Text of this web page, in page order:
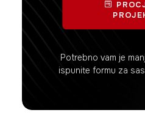
Potrebno vam je
ispunite formu za